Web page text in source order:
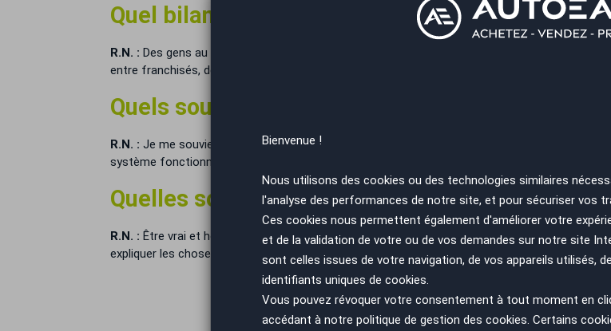
Quel bilan humain tirez-vous de votre adhésion
R.N. : Des gens au niveau du réseau toujours disponibles et qui nous apportent une réponse
entre franchisés, des conseils entre nous sur nos différentes techniques de travail.
Quels souvenirs avez-vous de votre 1er mois
R.N. : Je me souviens que dès le premier mois, j'ai vendu 8 véhicules, mon prévisionnel était
système fonctionne
Quelles sont les clés de réussite dans votre
R.N. : Être vrai et honnête avec la clientèle, ne pas faire miroiter des choses impossibles, si
expliquer les choses et le prouver, Autoeasy nous apporte des outils pour cela, tant au niveau
Bienvenue !
Nous utilisons des cookies ou des technologies similaires
l'analyse des performances de notre site, et pour sécuriser vos
Ces cookies nous permettent également d'améliorer votre
et de la validation de votre ou de vos demandes sur notre site
sont celles issues de votre navigation, de vos appareils utilisés,
identifiants uniques de cookies.
Vous pouvez révoquer votre consentement à tout moment en
accédant à notre politique de gestion des cookies . Certains